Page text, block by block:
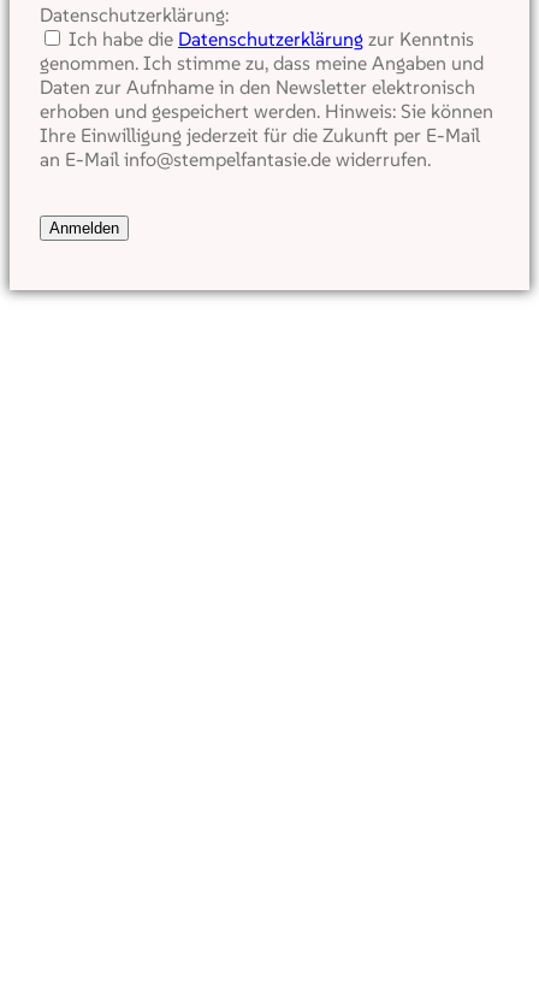
Datenschutzerklärung:
Ich habe die Datenschutzerklärung zur Kenntnis
genommen. Ich stimme zu, dass meine Angaben und
Daten zur Aufnhame in den Newsletter elektronisch
erhoben und gespeichert werden. Hinweis: Sie können
Ihre Einwilligung jederzeit für die Zukunft per E-Mail
an E-Mail info@stempelfantasie.de widerrufen.